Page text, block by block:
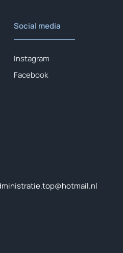
Social media
Instagram
Facebook